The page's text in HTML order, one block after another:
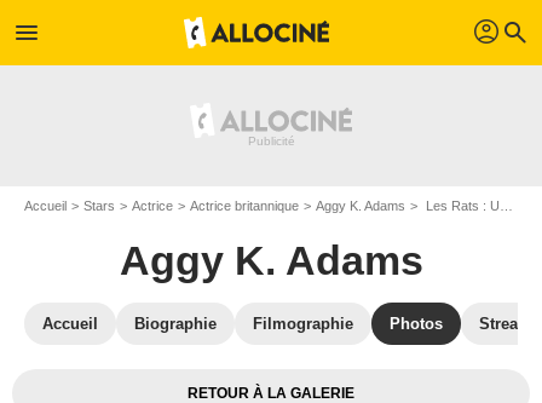
menu profil search
Accueil Stars Actrice Actrice britannique Aggy K. Adams Les Rats : Une histoire "The Witcher" : Photo Ben Radcliffe, Fabian McCallum, Aggy K. Adams, Connor Crawford, Christelle Elwin, Juliette Alexandra
Aggy K. Adams
Accueil Biographie Filmographie Photos
RETOUR À LA GALERIE